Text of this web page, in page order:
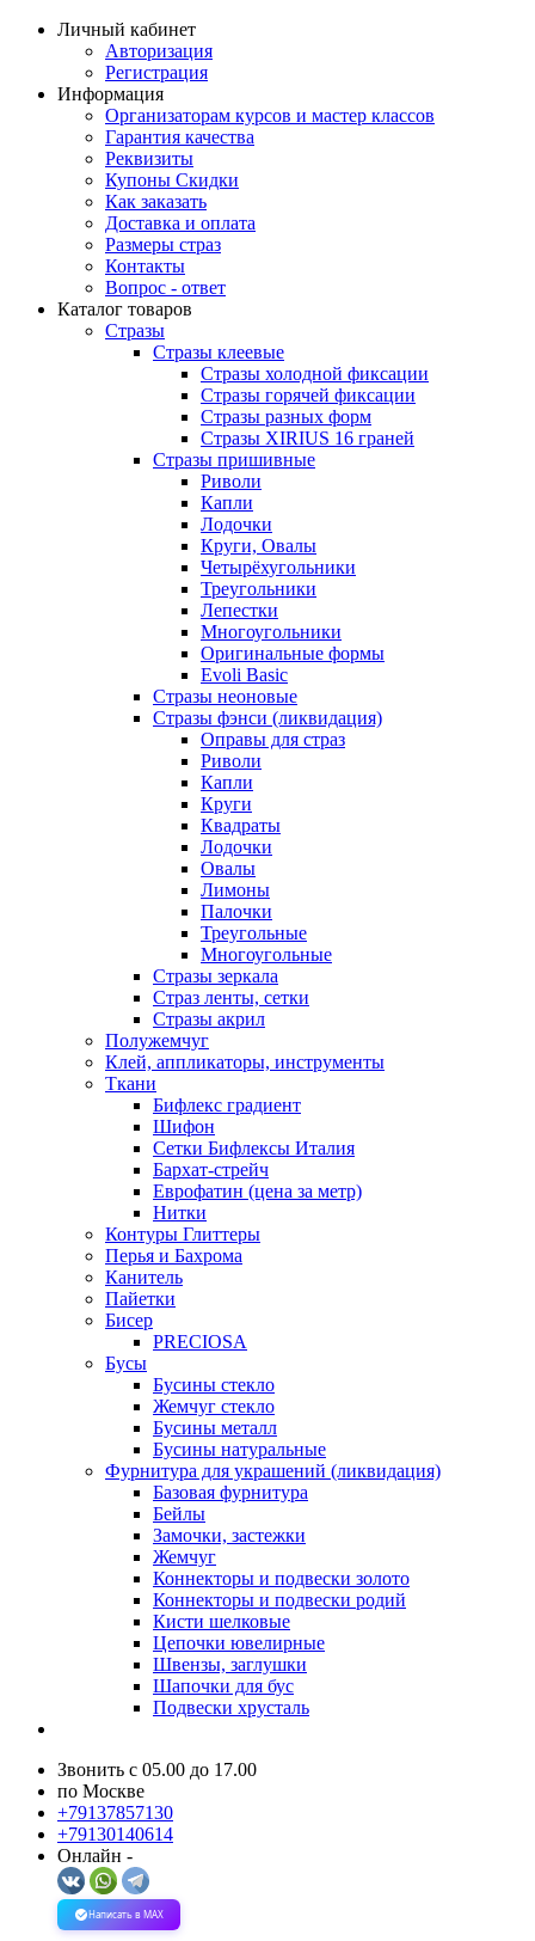
Личный кабинет
Авторизация
Регистрация
Информация
Организаторам курсов и мастер классов
Гарантия качества
Реквизиты
Купоны Скидки
Как заказать
Доставка и оплата
Размеры страз
Контакты
Вопрос - ответ
Каталог товаров
Стразы
Стразы клеевые
Стразы холодной фиксации
Стразы горячей фиксации
Стразы разных форм
Стразы XIRIUS 16 граней
Стразы пришивные
Риволи
Капли
Лодочки
Круги, Овалы
Четырёхугольники
Треугольники
Лепестки
Многоугольники
Оригинальные формы
Evoli Basic
Стразы неоновые
Стразы фэнси (ликвидация)
Оправы для страз
Риволи
Капли
Круги
Квадраты
Лодочки
Овалы
Лимоны
Палочки
Треугольные
Многоугольные
Стразы зеркала
Страз ленты, сетки
Стразы акрил
Полужемчуг
Клей, аппликаторы, инструменты
Ткани
Бифлекс градиент
Шифон
Сетки Бифлексы Италия
Бархат-стрейч
Еврофатин (цена за метр)
Нитки
Контуры Глиттеры
Перья и Бахрома
Канитель
Пайетки
Бисер
PRECIOSA
Бусы
Бусины стекло
Жемчуг стекло
Бусины металл
Бусины натуральные
Фурнитура для украшений (ликвидация)
Базовая фурнитура
Бейлы
Замочки, застежки
Жемчуг
Коннекторы и подвески золото
Коннекторы и подвески родий
Кисти шелковые
Цепочки ювелирные
Швензы, заглушки
Шапочки для бус
Подвески хрусталь
Звонить с 05.00 до 17.00
по Москве
+79137857130
+79130140614
Онлайн -
Написать в MAX